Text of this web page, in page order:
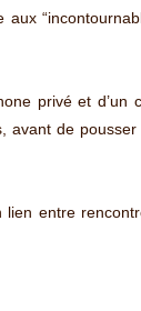
privé et
avant de
lien entre